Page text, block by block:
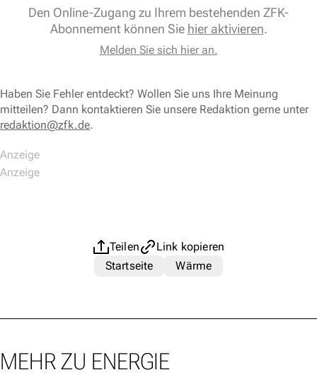
Den Online-Zugang zu Ihrem bestehenden ZFK-
Abonnement können Sie hier aktivieren.
Melden Sie sich hier an.
Haben Sie Fehler entdeckt? Wollen Sie uns Ihre Meinung
mitteilen? Dann kontaktieren Sie unsere Redaktion gerne unter
redaktion@zfk.de.
Teilen
Link kopieren
Startseite
Wärme
MEHR ZU ENERGIE